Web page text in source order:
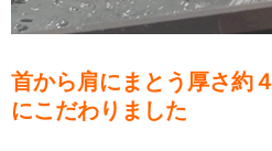
首から肩にまとう厚さ約
にこだわりました